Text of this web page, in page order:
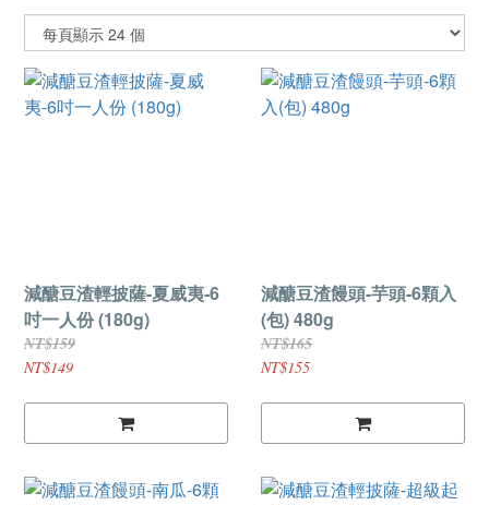
減醣豆渣輕披薩-夏威夷-6
吋一人份 (180g)
NT$159
NT$149
減醣豆渣饅頭-芋頭-6顆入
(包) 480g
NT$165
NT$155